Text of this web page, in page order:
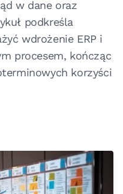
w dane oraz
podkreśla
wdrożenie ERP i
procesem, kończąc
korzyści